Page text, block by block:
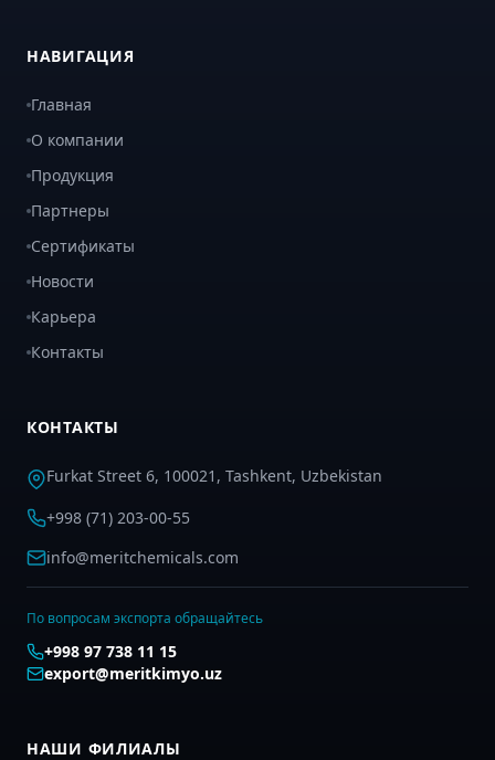
НАВИГАЦИЯ
Главная
О компании
Продукция
Партнеры
Сертификаты
Новости
Карьера
Контакты
КОНТАКТЫ
Furkat Street 6, 100021, Tashkent, Uzbekistan
+998 (71) 203-00-55
info@meritchemicals.com
По вопросам экспорта обращайтесь
+998 97 738 11 15
export@meritkimyo.uz
НАШИ ФИЛИАЛЫ